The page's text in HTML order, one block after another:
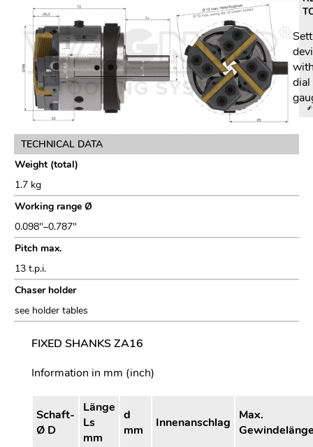
TECHNICAL DATA
Weight (total)
1.7 kg
Working range Ø
0.098"–0.787"
Pitch max.
13 t.p.i.
Chaser holder
see holder tables
dial
FIXED SHANKS ZA16
Information in mm (inch)
Schaft-
Ø D
Länge
Ls
mm
d
mm
Innenanschlag
Max.